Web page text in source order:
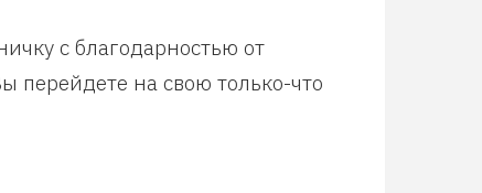
с благодарностью от
перейдете на свою только-что